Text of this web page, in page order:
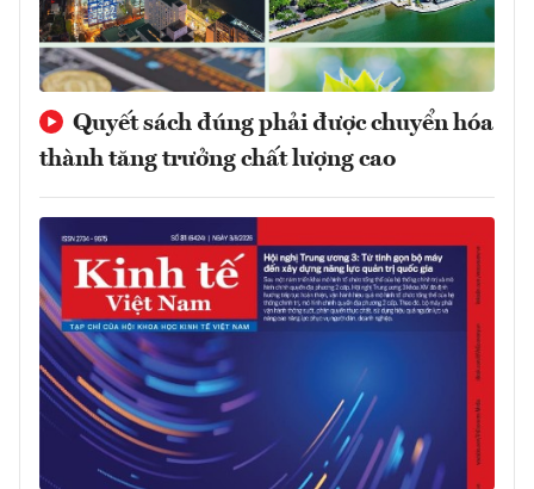
Quyết sách đúng phải được chuyển hóa
thành tăng trưởng chất lượng cao